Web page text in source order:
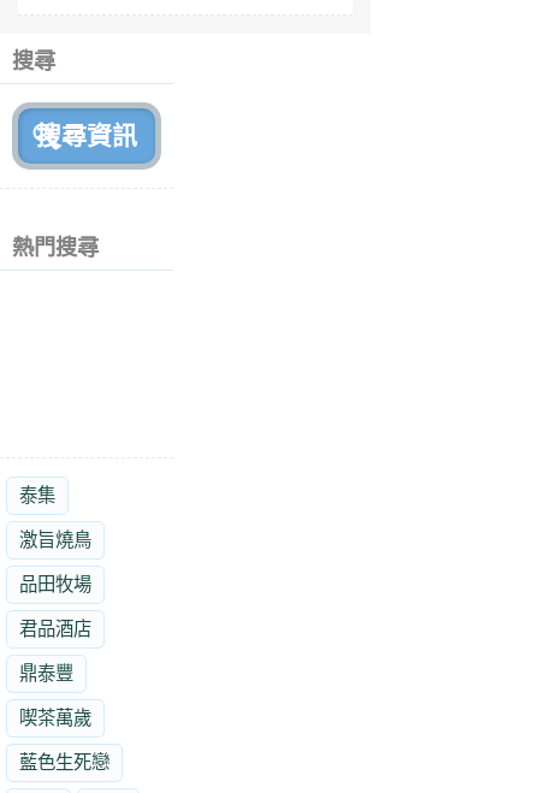
搜尋
熱門搜尋
泰集
激旨燒鳥
品田牧場
君品酒店
鼎泰豐
喫茶萬歲
藍色生死戀